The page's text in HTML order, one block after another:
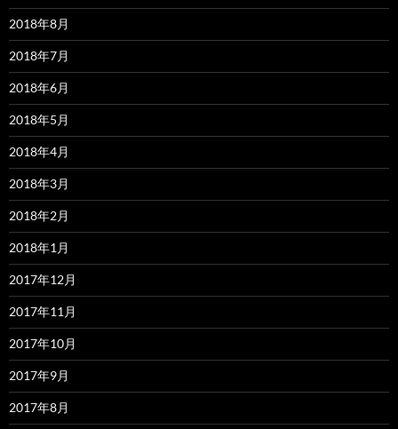
2018年8月
2018年7月
2018年6月
2018年5月
2018年4月
2018年3月
2018年2月
2018年1月
2017年12月
2017年11月
2017年10月
2017年9月
2017年8月